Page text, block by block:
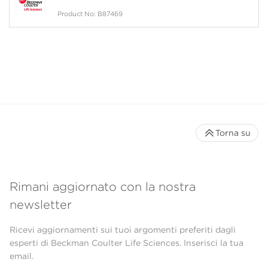
Product No: B87469
Rimani aggiornato con la nostra
newsletter
Ricevi aggiornamenti sui tuoi argomenti preferiti dagli
esperti di Beckman Coulter Life Sciences. Inserisci la tua
email.
Torna su